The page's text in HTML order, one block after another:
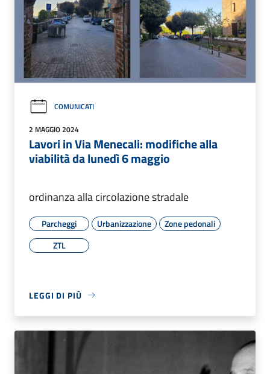
COMUNICATI
2 MAGGIO 2024
Lavori in Via Menecali: modifiche alla
viabilità da lunedì 6 maggio
ordinanza alla circolazione stradale
Parcheggi Urbanizzazione
Zone pedonali
ZTL
LEGGI DI PIÙ